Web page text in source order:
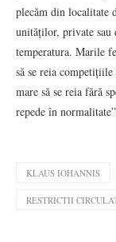
plecăm din localitate
unităților, private sau
temperatura. Marile
să se reia
mare să se reia fără
repede în
KLAUS IOHANNIS
RESTRICTII